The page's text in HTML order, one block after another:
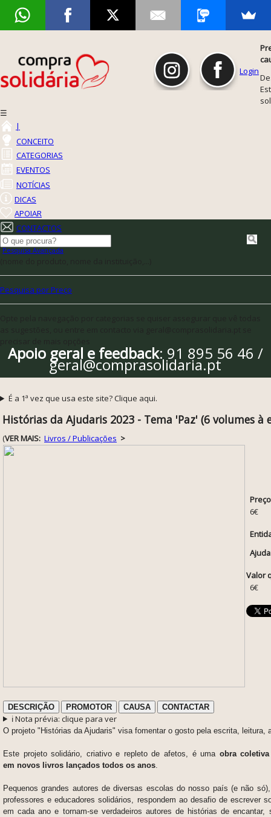
Login
☰
|
CONCEITO
CATEGORIAS
EVENTOS
NOTÍCIAS
DICAS
APOIAR
CONTACTOS
Pesquisa Avançada
Pesquisa por Preço
Apoio geral e feedback: 91 895 56 46 /
geral@comprasolidaria.pt
É a 1ª vez que usa este site? Clique aqui.
Histórias da Ajudaris 2023 - Tema 'Paz' (6 volumes à
(VER MAIS: Livros / Publicações >
6€
Valor
6€
DESCRIÇÃO PROMOTOR CAUSA CONTACTAR
ℹ️ Nota prévia: clique para ver
O projeto "Histórias da Ajudaris" visa fomentar o gosto pela escrita, leitura,
Este projeto solidário, criativo e repleto de afetos, é uma obra
em novos livros lançados todos os anos
Pequenos grandes autores de diversas escolas do nosso país (e não
professores e educadores solidários, respondem ao desafio de escrever
em cada ano e tornam-se verdadeiros autores de histórias de encantar,